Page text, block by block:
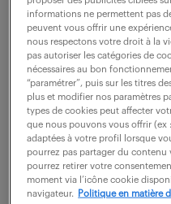
(f/h)
13 mars 2026
La Madeleine (59)
24 000 - 25 000 € /
En lien direct avec la
intervenez sur de
bon fonctionnement de
informations ne permettent pas
peuvent vous offrir une
nous respectons votre droit à la
pas autoriser les catégories de
nécessaires au bon
“paramétrer”, puis sur les titres
plus et modifier nos paramètres
types de cookies peut affecter
que nous pouvons vous offrir (ex
adaptées à votre profil lorsque
pourrez pas partager du contenu
pourrez retirer votre
moment via l’icône cookie
navigateur.
Politique en matière